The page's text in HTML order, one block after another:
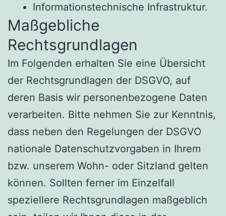
Informationstechnische Infrastruktur.
Maßgebliche
Rechtsgrundlagen
Im Folgenden erhalten Sie eine Übersicht
der Rechtsgrundlagen der DSGVO, auf
deren Basis wir personenbezogene Daten
verarbeiten. Bitte nehmen Sie zur Kenntnis,
dass neben den Regelungen der DSGVO
nationale Datenschutzvorgaben in Ihrem
bzw. unserem Wohn- oder Sitzland gelten
können. Sollten ferner im Einzelfall
speziellere Rechtsgrundlagen maßgeblich